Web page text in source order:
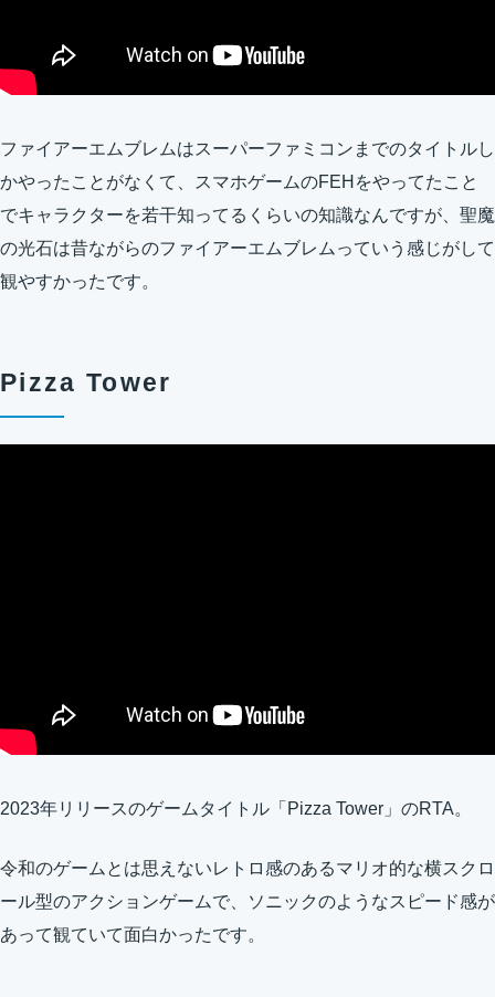
ファイアーエムブレムはスーパーファミコンまでのタイトルし
かやったことがなくて、スマホゲームのFEHをやってたこと
でキャラクターを若干知ってるくらいの知識なんですが、聖魔
の光石は昔ながらのファイアーエムブレムっていう感じがして
観やすかったです。
Pizza Tower
2023年リリースのゲームタイトル「Pizza Tower」のRTA。
令和のゲームとは思えないレトロ感のあるマリオ的な横スクロ
ール型のアクションゲームで、ソニックのようなスピード感が
あって観ていて面白かったです。